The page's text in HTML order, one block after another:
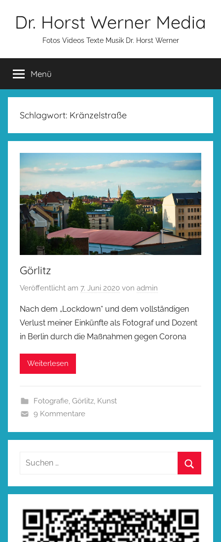
InhaltDr. Horst Werner Media
Fotos Videos Texte Musik Dr. Horst Werner
Menü
Schlagwort: Kränzelstraße
Görlitz
Veröffentlicht am 7. Juni 2020 von admin
Nach dem „Lockdown“ und dem vollständigen
Verlust meiner Einkünfte als Fotograf und Dozent
in Berlin durch die Maßnahmen gegen Corona
Weiterlesen
Fotografie, Görlitz, Kunst
9 Kommentare
Suchen